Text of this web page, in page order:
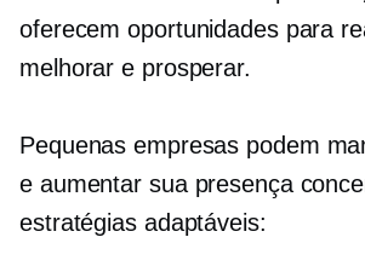
oferecem oportunidades para
melhorar e prosperar.
Pequenas empresas podem
e aumentar sua presença
estratégias adaptáveis: